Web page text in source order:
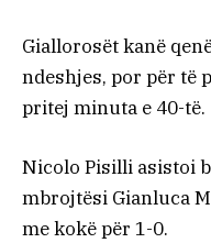
Giallorosët kanë
ndeshjes, por për të
pritej minuta e 40-të.
Nicolo Pisilli asistoi
mbrojtësi Gianluca
me kokë për 1-0.